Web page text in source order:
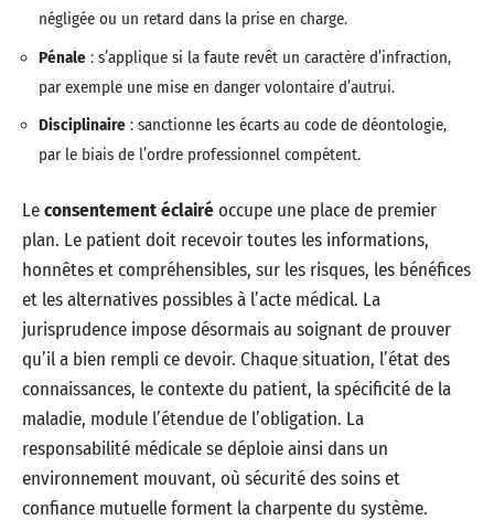
négligée ou un retard dans la prise en charge.
Pénale : s’applique si la faute revêt un caractère d’infraction,
par exemple une mise en danger volontaire d’autrui.
Disciplinaire : sanctionne les écarts au code de déontologie,
par le biais de l’ordre professionnel compétent.
Leconsentement éclairéoccupe une place de premier
plan. Le patient doit recevoir toutes les informations,
honnêtes et compréhensibles, sur les risques, les bénéfices
et les alternatives possibles à l’acte médical. La
jurisprudence impose désormais au soignant de prouver
qu’il a bien rempli ce devoir. Chaque situation, l’état des
connaissances, le contexte du patient, la spécificité de la
maladie, module l’étendue de l’obligation. La
responsabilité médicale se déploie ainsi dans un
environnement mouvant, où sécurité des soins et
confiance mutuelle forment la charpente du système.